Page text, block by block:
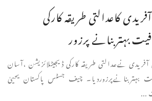
کاعدالتی طریقہ کارکی
بہتربنانے پرزور
نےعدالتی طریقہ کارکی ڈیجیٹلائزیشن ،آسان
بہتربنانےپرزوردیا۔ چیف جسٹس پاکستان یحییٰ
...